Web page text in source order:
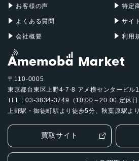
お客様の声
よくある質問
会社概要
特定
サイ
利用
〒110-0005
東京都台東区上野4-7-8 アメ横センタービル
TEL : 03-3834-3749（10:00～20:00 定休日
上野駅・御徒町駅より徒歩5分、秋葉原駅よ
買取サイト